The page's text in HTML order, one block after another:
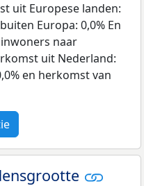
uit Europese landen:
Europa: 0,0% En
naar
uit Nederland:
en herkomst van